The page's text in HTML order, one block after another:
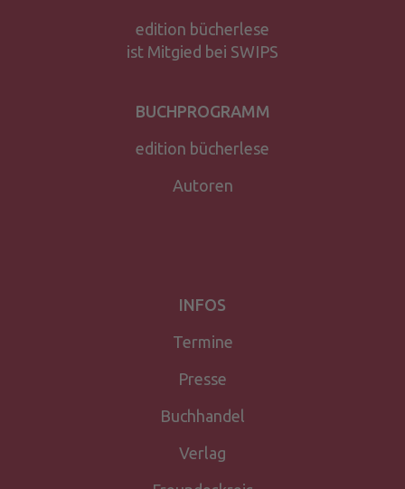
edition bücherlese
ist Mitgied bei SWIPS
BUCHPROGRAMM
edition bücherlese
Autoren
INFOS
Termine
Presse
Buchhandel
Verlag